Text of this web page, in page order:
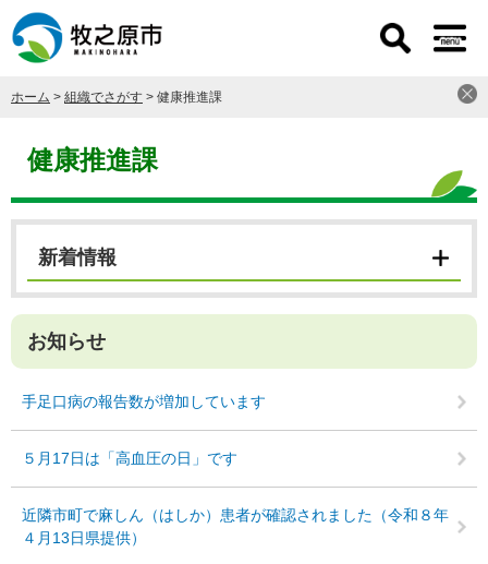
ー
先
。
ニ
を
て
本
ホーム > 組織でさがす > 健康推進課
健康推進課
新着情報
お知らせ
手足口病の報告数が増加しています
５月17日は「高血圧の日」です
近隣市町で麻しん（はしか）患者が確認されました（令和８年
４月13日県提供）